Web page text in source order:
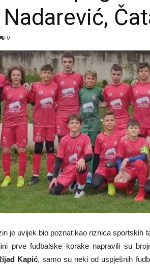
0
je uvijek bio poznat kao riznica sportskih
prve fudbalske korake napravili su
Kapić, samo su neki od uspješnih